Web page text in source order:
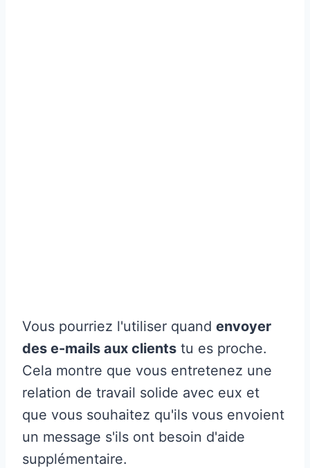
Vous pourriez l'utiliser quand envoyer
des e-mails aux clients tu es proche.
Cela montre que vous entretenez une
relation de travail solide avec eux et
que vous souhaitez qu'ils vous envoient
un message s'ils ont besoin d'aide
supplémentaire.